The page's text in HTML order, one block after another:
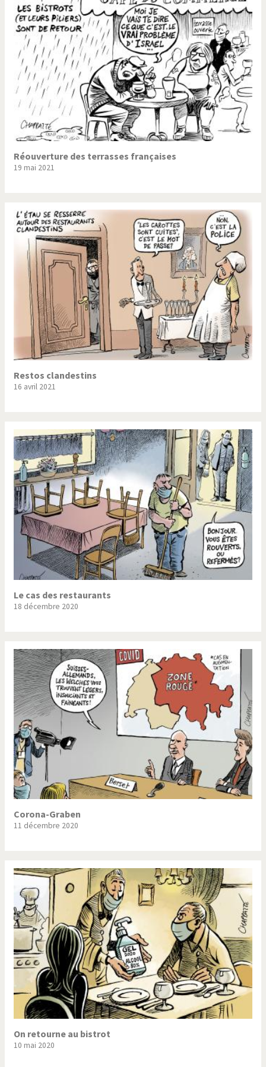
Trump II Un monde de foot
Vous avez dit "Islam"?
Réouverture des terrasses françaises
19 mai 2021
Restos clandestins
16 avril 2021
Le cas des restaurants
18 décembre 2020
Corona-Graben
11 décembre 2020
On retourne au bistrot
10 mai 2020